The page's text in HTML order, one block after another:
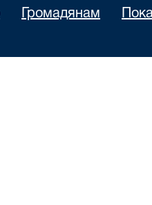
Громадянам